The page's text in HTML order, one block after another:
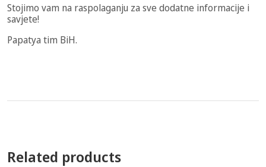
Stojimo vam na raspolaganju za sve dodatne informacije i
savjete!
Papatya tim BiH.
Related products